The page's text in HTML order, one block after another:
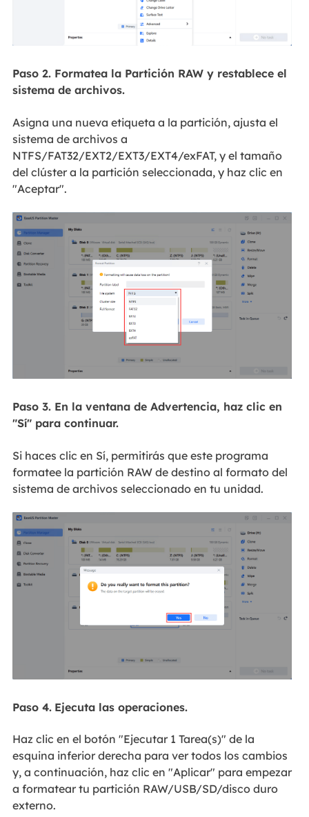
Paso 2. Formatea la Partición RAW y restablece el
sistema de archivos.
Asigna una nueva etiqueta a la partición, ajusta el
sistema de archivos a
NTFS/FAT32/EXT2/EXT3/EXT4/exFAT, y el tamaño
del clúster a la partición seleccionada, y haz clic en
"Aceptar".
Paso 3.En la ventana de Advertencia, haz clic en
"Sí" para continuar.
Si haces clic en Sí, permitirás que este programa
formatee la partición RAW de destino al formato del
sistema de archivos seleccionado en tu unidad.
Paso 4. Ejecuta las operaciones.
Haz clic en el botón "Ejecutar 1 Tarea(s)" de la
esquina inferior derecha para ver todos los cambios
y, a continuación, haz clic en "Aplicar" para empezar
a formatear tu partición RAW/USB/SD/disco duro
externo.